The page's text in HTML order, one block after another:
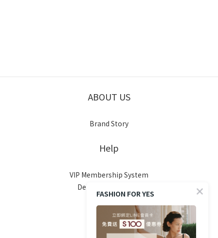
ABOUT US
Brand Story
Help
VIP Membership System
Delivery & Shipping
Return Policy
FAQ
Contact
FASHION FOR YES